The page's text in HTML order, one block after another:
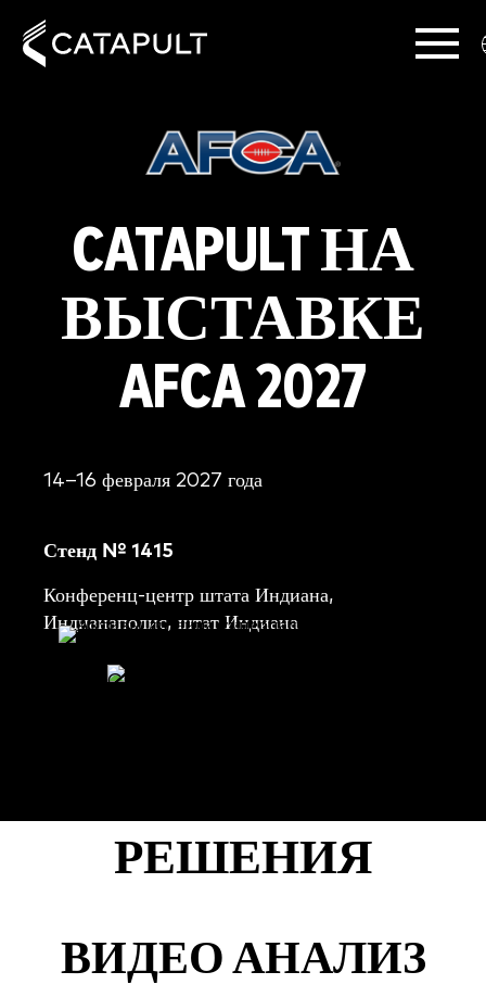
CATAPULT НА
ВЫСТАВКЕ
AFCA 2027
14–16 февраля 2027 года
Стенд № 1415
Конференц-центр штата Индиана,
Индианаполис, штат Индиана
РЕШЕНИЯ
ВИДЕО АНАЛИЗ